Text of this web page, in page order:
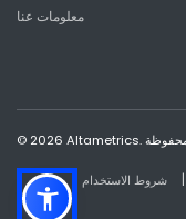
معلومات عنا
شروط الاستخدام |